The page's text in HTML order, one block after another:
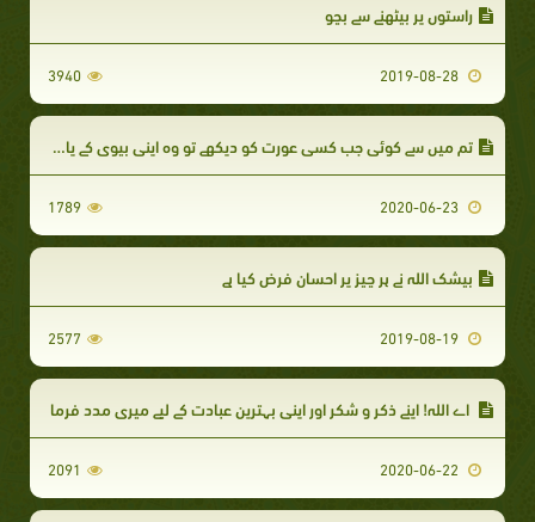
راستوں پر بیٹھنے سے بچو
3940
تم میں سے کوئی جب کسی عورت کو دیکھے تو وہ اپنی بیوی کے پاس آ جائے
1789
بیشک اللہ نے ہر چیز پر احسان فرض کیا ہے
2577
اے اللہ! اپنے ذکر و شکر اور اپنی بہترین عبادت کے لیے میری مدد فرما
2091